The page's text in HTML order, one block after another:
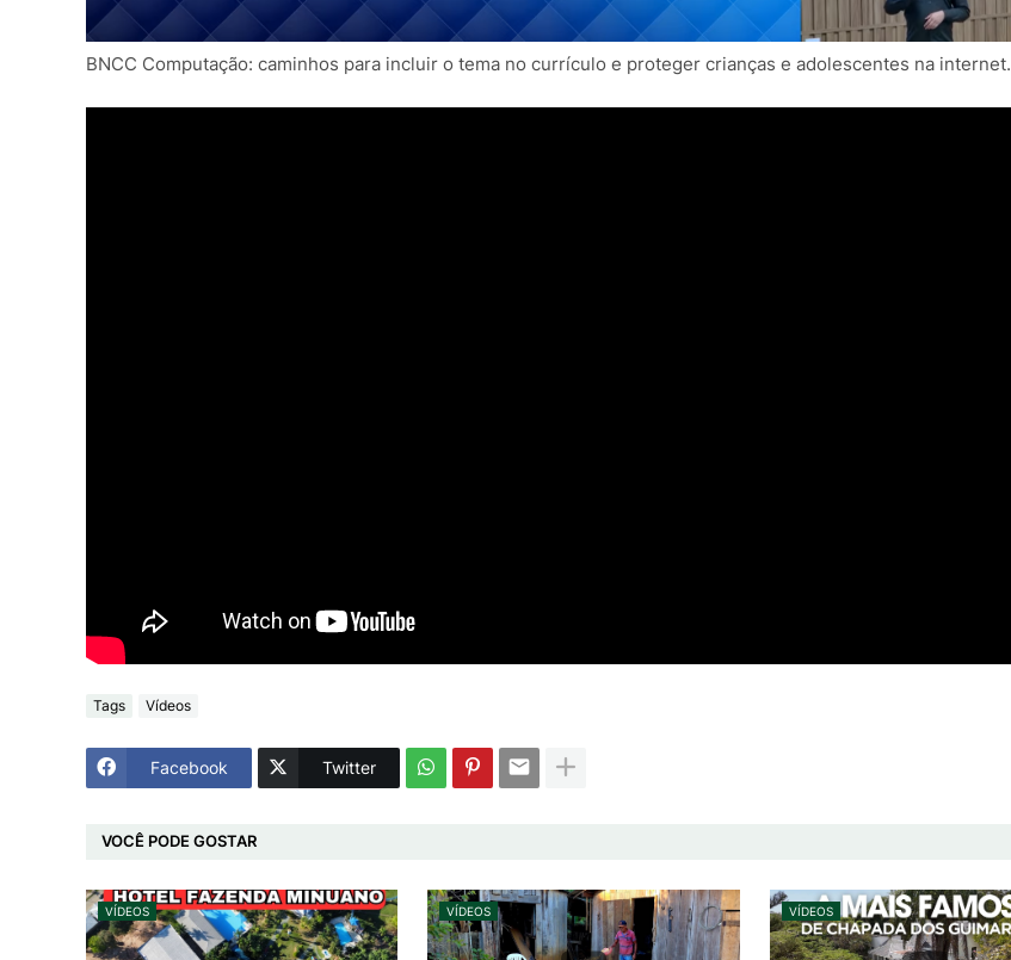
BNCC Computação: caminhos para incluir o tema no currículo e proteger crianças e adolescentes na internet.
Tags Vídeos
Facebook Twitter
VOCÊ PODE GOSTAR
VÍDEOS VÍDEOS VÍDEOS